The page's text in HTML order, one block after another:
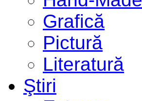
Grafică
Pictură
Literatură
Ştiri